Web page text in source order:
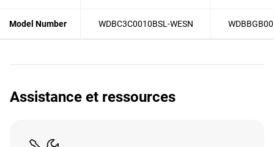
Model Number WDBC3C0010BSL-WESN
Assistance et ressources